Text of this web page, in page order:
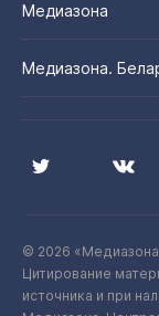
Медиазона
Медиазона.
© 2026 «Медиазона
Цитирование
источника и при